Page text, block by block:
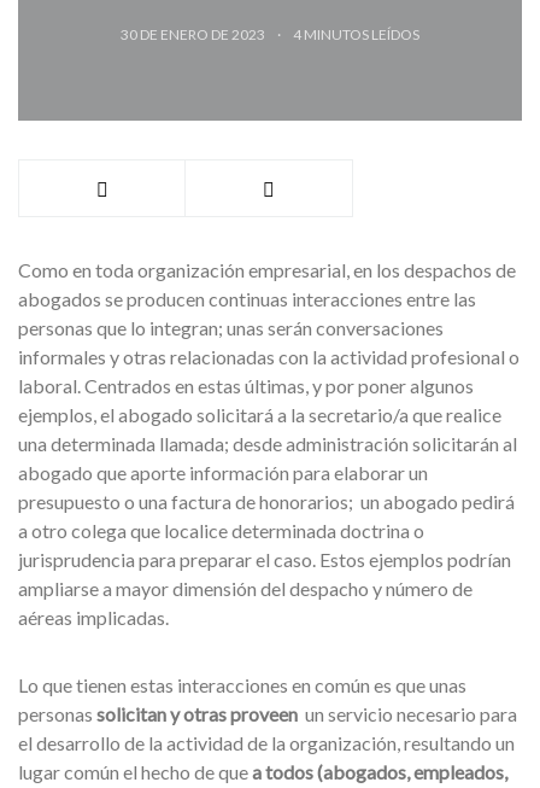
30 DE ENERO DE 2023 4 MINUTOS LEÍDOS
Como en toda organización empresarial, en los despachos de
abogados se producen continuas interacciones entre las
personas que lo integran; unas serán conversaciones
informales y otras relacionadas con la actividad profesional o
laboral. Centrados en estas últimas, y por poner algunos
ejemplos, el abogado solicitará a la secretario/a que realice
una determinada llamada; desde administración solicitarán al
abogado que aporte información para elaborar un
presupuesto o una factura de honorarios; un abogado pedirá
a otro colega que localice determinada doctrina o
jurisprudencia para preparar el caso. Estos ejemplos podrían
ampliarse a mayor dimensión del despacho y número de
aéreas implicadas.
Lo que tienen estas interacciones en común es que unas
personas solicitan y otras proveen un servicio necesario para
el desarrollo de la actividad de la organización, resultando un
lugar común el hecho de quea todos (abogados, empleados,